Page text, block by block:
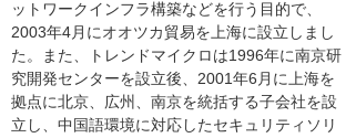
ットワークインフラ構築などを行う目的で、
2003年4月にオオツカ貿易を上海に設立しまし
た。また、トレンドマイクロは1996年に南京研
究開発センターを設立後、2001年6月に上海を
拠点に北京、広州、南京を統括する子会社を設
立し、中国語環境に対応したセキュリティソリ